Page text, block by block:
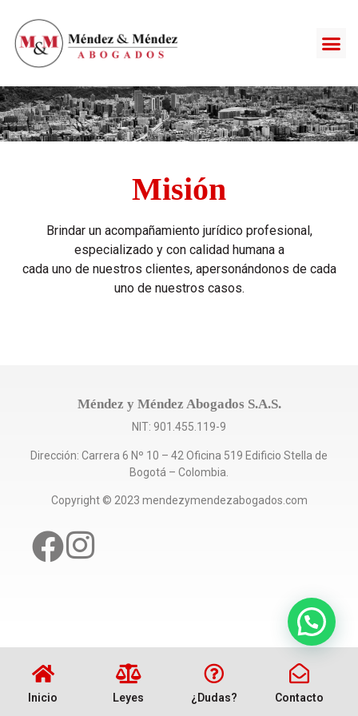
Inicio Leyes ¿Dudas? Contacto
Misión
Brindar un acompañamiento jurídico profesional,
especializado y con calidad humana a
cada uno de nuestros clientes, apersonándonos de cada
uno de nuestros casos.
Méndez y Méndez Abogados S.A.S.
NIT: 901.455.119-9
Dirección: Carrera 6 Nº 10 – 42 Oficina 519 Edificio Stella de
Bogotá – Colombia.
Copyright © 2023 mendezymendezabogados.com